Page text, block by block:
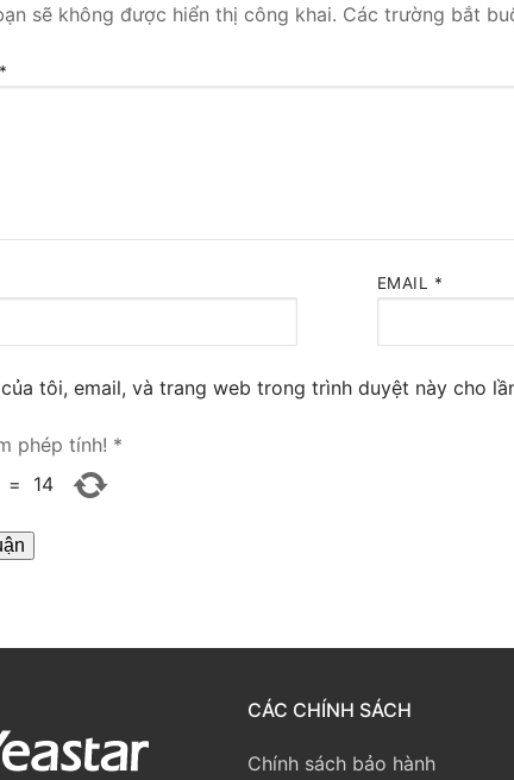
Tổng đài VoIP Yeastar S50
IPPBX FOR LARGE ENTERPRISES
VOIP GATEWAY
PRI VoIP Gateway TE100
PRI VoIP Gateway TE200
sẽ không được hiển thị công khai. Các trường bắt
*
EMAIL *
tôi, email, và trang web trong trình duyệt này cho
phép tính! *
= 14
CÁC CHÍNH SÁCH
Chính sách bảo hành